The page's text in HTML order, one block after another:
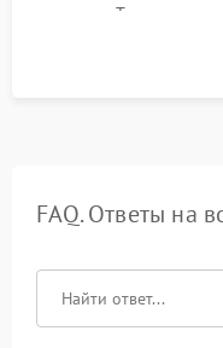
мишени. Тест записи
вспышки,
FAQ. Ответы на